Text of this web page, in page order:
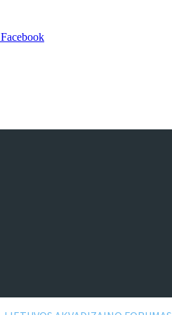
Facebook